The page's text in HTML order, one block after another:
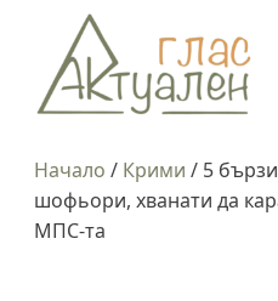
Начало / Крими / 5
шофьори, хванати да
МПС-та